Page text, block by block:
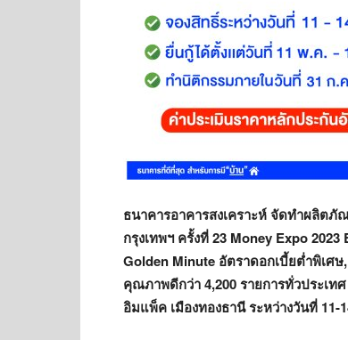
ธนาคารอาคารสงเคราะห์ จัดทำผลิตภั
กรุงเทพฯ ครั้งที่23 Money Expo
Golden Minute อัตราดอกเบี้ยต่ำพิเศ
คุณภาพดีกว่า 4,200 รายการทั่วประเท
อิมแพ็ค เมืองทองธานี ระหว่างวันที่ 11-